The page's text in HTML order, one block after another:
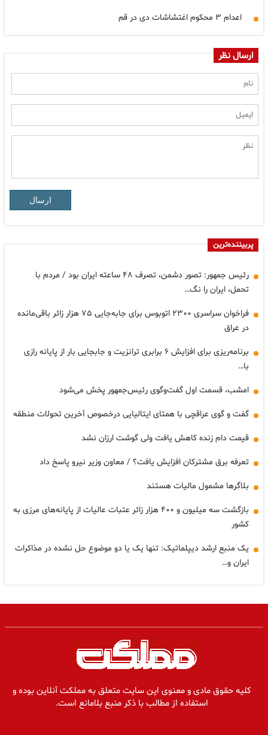
اعدام ۳ محکوم اغتشاشات دی در قم
ارسال نظر
ارسال
پربیننده‌ترین
رئیس جمهور: تصور دشمن، تصرف ۴۸ ساعته ایران بود / مردم با
تحمل، ایران را نگ…
فراخوان سراسری ۲۳۰۰ اتوبوس برای جابه‌جایی ۷۵ هزار زائر باقی‌مانده
در عراق
برنامه‌ریزی برای افزایش ۶ برابری ترانزیت و جابجایی بار از پایانه رازی
با…
امشب، قسمت اول گفت‌وگوی رئیس‌جمهور پخش می‌شود
گفت و گوی عراقچی با همتای ایتالیایی درخصوص آخرین تحولات منطقه
قیمت دام زنده کاهش یافت ولی گوشت ارزان نشد
تعرفه برق مشترکان افزایش یافت؟ / معاون وزیر نیرو پاسخ داد
بلاگرها مشمول مالیات هستند
بازگشت سه میلیون و ۴۰۰ هزار زائر عتبات عالیات از پایانه‌های مرزی به
کشور
یک منبع ارشد دیپلماتیک: تنها یک یا دو موضوع حل نشده در مذاکرات
ایران و…
کلیه حقوق مادی و معنوی این سایت متعلق به مملکت آنلاین بوده و
استفاده از مطالب با ذکر منبع بلامانع است.